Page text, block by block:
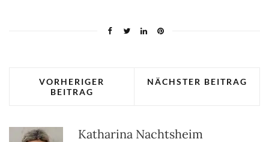
VORHERIGER
BEITRAG
NÄCHSTER BEITRAG
Katharina Nachtsheim